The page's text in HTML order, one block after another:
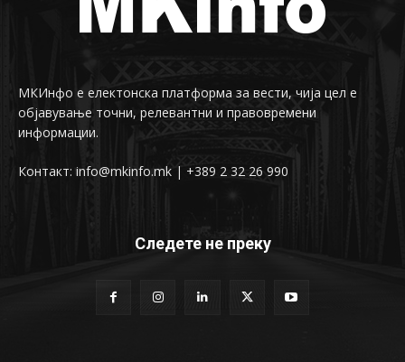
МКИнфо е електонска платформа за вести, чија цел е
објавување точни, релевантни и правовремени
информации.
Контакт: info@mkinfo.mk | +389 2 32 26 990
Следете не преку